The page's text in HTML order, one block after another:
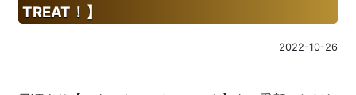
TREAT！】
2022-10-26